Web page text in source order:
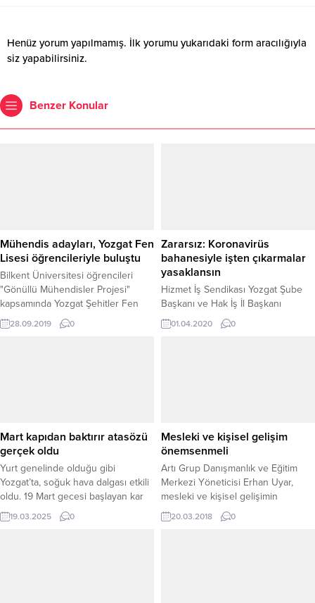
Henüz yorum yapılmamış. İlk yorumu yukarıdaki form aracılığıyla
siz yapabilirsiniz.
Benzer Konular
Mühendis adayları, Yozgat Fen
Lisesi öğrencileriyle buluştu
Bilkent Üniversitesi öğrencileri
"Gönüllü Mühendisler Projesi"
kapsamında Yozgat Şehitler Fen
Lisesi öğrencileriyle bir aya geldi.
28.09.2019 0
Zararsız: Koronavirüs
bahanesiyle işten çıkarmalar
yasaklansın
Hizmet İş Sendikası Yozgat Şube
Başkanı ve Hak İş İl Başkanı
Ferman Zarasız, İşsizliğin ülkede
gün geçtikçe daha önemli bir sorun
01.04.2020 0
Mart kapıdan baktırır atasözü
gerçek oldu
Yurt genelinde olduğu gibi
Yozgat’ta, soğuk hava dalgası etkili
oldu. 19 Mart gecesi başlayan kar
yağışı kenti beyaza bürüdü.
Yozgatlılar, Mart ayında kar
19.03.2025 0
Mesleki ve kişisel gelişim
önemsenmeli
Artı Grup Danışmanlık ve Eğitim
Merkezi Yöneticisi Erhan Uyar,
mesleki ve kişisel gelişimin
toplumun her kesimi tarafından
önemsenmesi gerektiğini söyledi.
20.03.2018 0